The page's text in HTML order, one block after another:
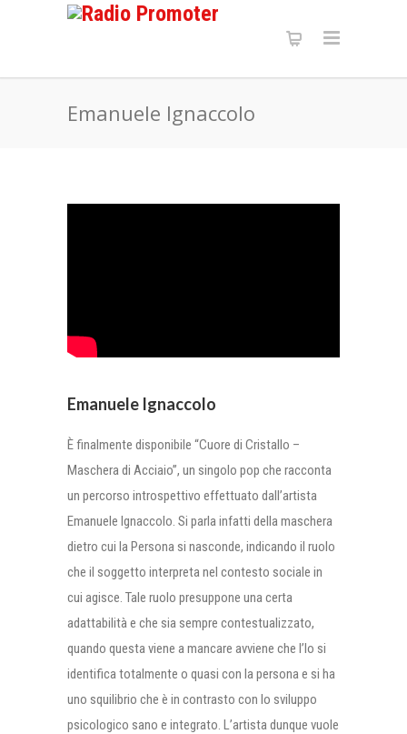
Emanuele Ignaccolo
Emanuele Ignaccolo
È finalmente disponibile “Cuore di Cristallo –
Maschera di Acciaio”, un singolo pop che racconta
un percorso introspettivo effettuato dall’artista
Emanuele Ignaccolo. Si parla infatti della maschera
dietro cui la Persona si nasconde, indicando il ruolo
che il soggetto interpreta nel contesto sociale in
cui agisce. Tale ruolo presuppone una certa
adattabilità e che sia sempre contestualizzato,
quando questa viene a mancare avviene che l’Io si
identifica totalmente o quasi con la persona e si ha
uno squilibrio che è in contrasto con lo sviluppo
psicologico sano e integrato. L’artista dunque vuole